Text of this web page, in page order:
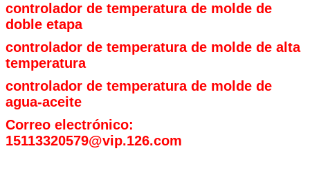
controlador de temperatura de molde de
doble etapa
controlador de temperatura de molde de alta
temperatura
controlador de temperatura de molde de
agua-aceite
Correo electrónico:
15113320579@vip.126.com